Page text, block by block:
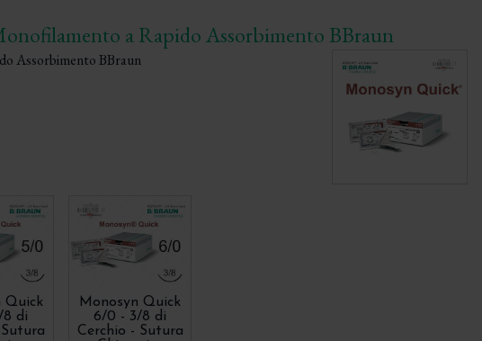
Quick
8 di
Monosyn Quick
6/0 - 3/8 di
Cerchio - Sutura
a Rapido Assorbimento BBraun
Assorbimento BBraun